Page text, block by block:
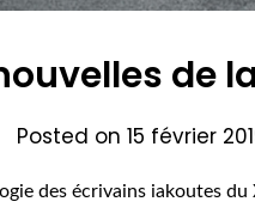
de
Posted on 15 février
des écrivains iakoutes